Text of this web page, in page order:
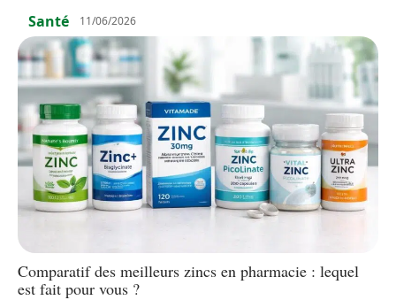
Santé 11/06/2026
Comparatif des meilleurs zincs en pharmacie : lequel
est fait pour vous ?